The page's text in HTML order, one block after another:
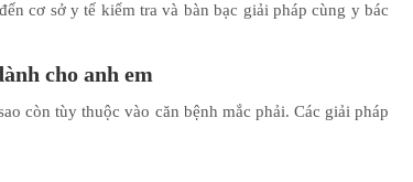
cơ sở y tế kiểm tra và bàn bạc giải pháp cùng y bác
cho anh em
còn tùy thuộc vào căn bệnh mắc phải. Các giải pháp